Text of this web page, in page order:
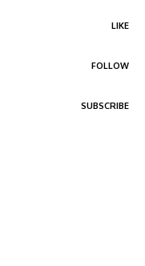
LIKE
FOLLOW
SUBSCRIBE